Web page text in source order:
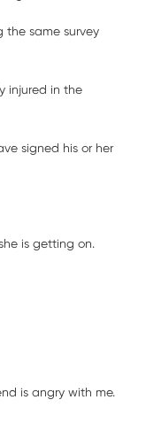
the same survey
injured in the
signed his or her
she is getting on.
is angry with me.